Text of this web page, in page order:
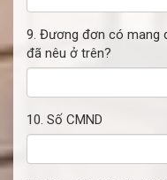
9. Đương đơn có mang
đã nêu ở trên?
10. Số CMND